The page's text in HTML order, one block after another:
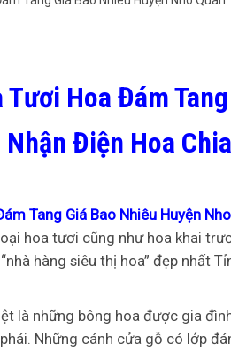
Hoa Đám
Điện Hoa
Tang Giá Bao Nhiêu Huyện
hoa tươi cũng như hoa khai
hàng siêu thị hoa” đẹp nhất
là những bông hoa được gia
Những cánh cửa gỗ có lớp